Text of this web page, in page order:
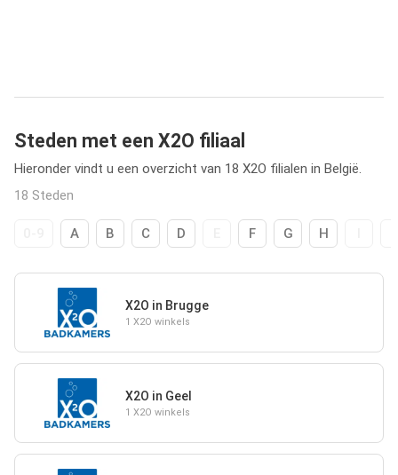
Steden met een X2O filiaal
Hieronder vindt u een overzicht van 18 X2O filialen in België.
18 Steden
A B C D F G H
X2O in Brugge
1 X2O winkels
X2O in Geel
1 X2O winkels